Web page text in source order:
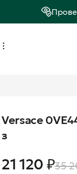
Versace
з
21 120 ₽35